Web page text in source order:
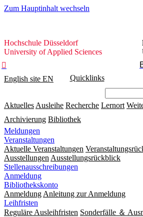
Zum Hauptinhalt wechseln
Hochschule
Düsseldorf
Hochschule Düsseldorf
University of Applied Sciences

English site EN Quicklinks
Aktuelles Ausleihe Recherche Lernort
Archivierung Bibliothek
Meldungen
Veranstaltungen
Aktuelle Veranstaltungen
Ausstellungen Ausstellungsrückblick
Stellenausschreibungen
Anmeldung
Bibliothekskonto
Anmeldung Anleitung zur Anmeldung
Leihfristen
Reguläre Ausleihfristen Sonderfälle ＆